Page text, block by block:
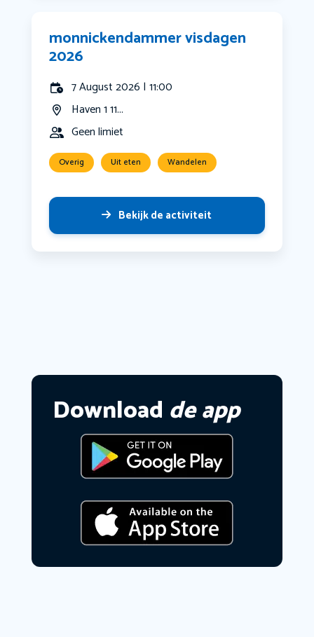
monnickendammer visdagen
2026
7 August 2026 | 11:00
Haven 1 11...
Geen limiet
Overig Uit eten Wandelen
Bekijk de activiteit
Download de app